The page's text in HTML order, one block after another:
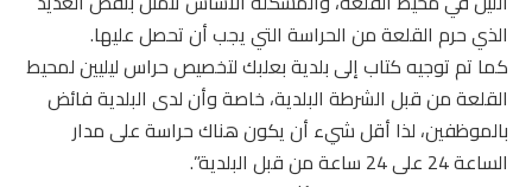
الذي حرم القلعة من الحراسة التي يجب أن تحصل عليها.
كما تم توجيه كتاب إلى بلدية بعلبك لتخصيص حراس ليليين لمحيط
القلعة من قبل الشرطة البلدية، خاصة وأن لدى البلدية فائض
بالموظفين، لذا أقل شيء أن يكون هناك حراسة على مدار
الساعة 24 على 24 ساعة من قبل البلدية”.